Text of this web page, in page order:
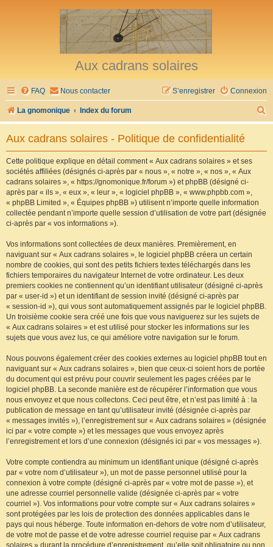
Aux cadrans solaires
FAQ Nous contacter Connexion
S’enregistrer
La gnomonique Index du forum
e
Aux cadrans solaires - Politique de confidentialité
Cette politique explique en détail comment « Aux cadrans solaires » et ses
sociétés affiliées (désignés ci-après par « nous », « notre », « nos », « Aux
cadrans solaires », « https://gnomonique.fr/forum ») et phpBB (désigné ci-
après par « ils », « eux », « leur », « logiciel phpBB », « www.phpbb.com »,
« phpBB Limited », « Équipes phpBB ») utilisent n’importe quelle information
collectée pendant n’importe quelle session d’utilisation de votre part (désignée
ci-après par « vos informations »).
Vos informations sont collectées de deux manières. Premièrement, en
naviguant sur « Aux cadrans solaires », le logiciel phpBB créera un certain
nombre de cookies, qui sont des petits fichiers textes téléchargés dans les
fichiers temporaires du navigateur Internet de votre ordinateur. Les deux
premiers cookies ne contiennent qu’un identifiant utilisateur (désigné ci-après
par « user-id ») et un identifiant de session invité (désigné ci-après par
« session-id »), qui vous sont automatiquement assignés par le logiciel phpBB.
Un troisième cookie sera créé une fois que vous naviguerez sur les sujets de
« Aux cadrans solaires » et est utilisé pour stocker les informations sur les
sujets que vous avez lus, ce qui améliore votre navigation sur le forum.
Nous pouvons également créer des cookies externes au logiciel phpBB tout en
naviguant sur « Aux cadrans solaires », bien que ceux-ci soient hors de portée
du document qui est prévu pour couvrir seulement les pages créées par le
logiciel phpBB. La seconde manière est de récupérer l’information que vous
nous envoyez et que nous collectons. Ceci peut être, et n’est pas limité à : la
publication de message en tant qu’utilisateur invité (désignée ci-après par
« messages invités »), l’enregistrement sur « Aux cadrans solaires » (désignée
ici par « votre compte ») et les messages que vous envoyez après
l’enregistrement et lors d’une connexion (désignés ici par « vos messages »).
Votre compte contiendra au minimum un identifiant unique (désigné ci-après
par « votre nom d’utilisateur »), un mot de passe personnel utilisé pour la
connexion à votre compte (désigné ci-après par « votre mot de passe »), et
une adresse courriel personnelle valide (désignée ci-après par « votre
courriel »). Vos informations pour votre compte sur « Aux cadrans solaires »
sont protégées par les lois de protection des données applicables dans le
pays qui nous héberge. Toute information en-dehors de votre nom d’utilisateur,
de votre mot de passe et de votre adresse courriel requise par « Aux cadrans